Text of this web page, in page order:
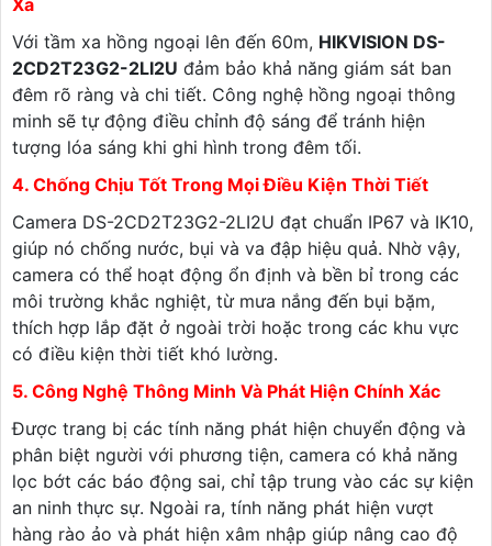
Với tầm xa hồng ngoại lên đến 60m, HIKVISION DS-
2CD2T23G2-2LI2U đảm bảo khả năng giám sát ban
đêm rõ ràng và chi tiết. Công nghệ hồng ngoại thông
minh sẽ tự động điều chỉnh độ sáng để tránh hiện
tượng lóa sáng khi ghi hình trong đêm tối.
4. Chống Chịu Tốt Trong Mọi Điều Kiện Thời Tiết
Camera DS-2CD2T23G2-2LI2U đạt chuẩn IP67 và IK10,
giúp nó chống nước, bụi và va đập hiệu quả. Nhờ vậy,
camera có thể hoạt động ổn định và bền bỉ trong các
môi trường khắc nghiệt, từ mưa nắng đến bụi bặm,
thích hợp lắp đặt ở ngoài trời hoặc trong các khu vực
có điều kiện thời tiết khó lường.
5. Công Nghệ Thông Minh Và Phát Hiện Chính Xác
Được trang bị các tính năng phát hiện chuyển động và
phân biệt người với phương tiện, camera có khả năng
lọc bớt các báo động sai, chỉ tập trung vào các sự kiện
an ninh thực sự. Ngoài ra, tính năng phát hiện vượt
hàng rào ảo và phát hiện xâm nhập giúp nâng cao độ